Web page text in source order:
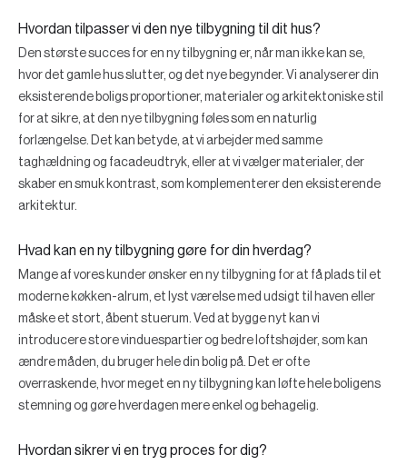
Hvordan tilpasser vi den nye tilbygning til dit hus?
Den største succes for en ny tilbygning er, når man ikke kan se,
hvor det gamle hus slutter, og det nye begynder. Vi analyserer din
eksisterende boligs proportioner, materialer og arkitektoniske stil
for at sikre, at den nye tilbygning føles som en naturlig
forlængelse. Det kan betyde, at vi arbejder med samme
taghældning og facadeudtryk, eller at vi vælger materialer, der
skaber en smuk kontrast, som komplementerer den eksisterende
arkitektur.
Hvad kan en ny tilbygning gøre for din hverdag?
Mange af vores kunder ønsker en ny tilbygning for at få plads til et
moderne køkken-alrum, et lyst værelse med udsigt til haven eller
måske et stort, åbent stuerum. Ved at bygge nyt kan vi
introducere store vinduespartier og bedre loftshøjder, som kan
ændre måden, du bruger hele din bolig på. Det er ofte
overraskende, hvor meget en ny tilbygning kan løfte hele boligens
stemning og gøre hverdagen mere enkel og behagelig.
Hvordan sikrer vi en tryg proces for dig?